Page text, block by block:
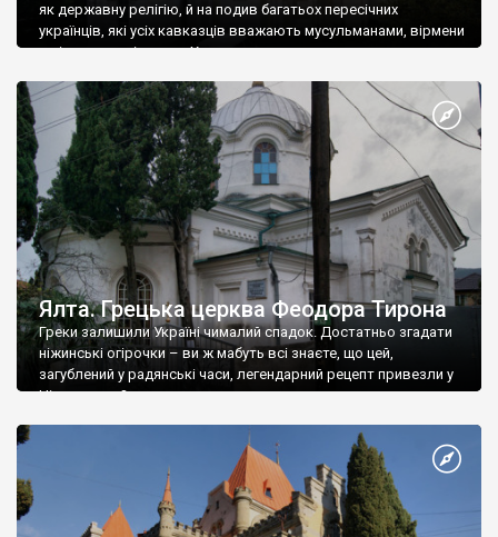
як державну релігію, й на подив багатьох пересічних
українців, які усіх кавказців вважають мусульманами, вірмени
є відданими вірянами Христа
Ялта. Грецька церква Феодора Тирона
Греки залишили Україні чималий спадок. Достатньо згадати
ніжинські огірочки – ви ж мабуть всі знаєте, що цей,
загублений у радянські часи, легендарний рецепт привезли у
Ніжин греки?